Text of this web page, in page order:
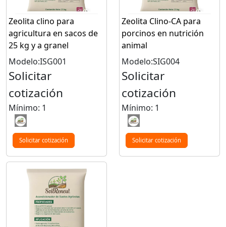
Zeolita clino para
agricultura en sacos de
25 kg y a granel
Modelo:ISG001
Solicitar
cotización
Mínimo: 1
Solicitar cotización
Zeolita Clino-CA para
porcinos en nutrición
animal
Modelo:SIG004
Solicitar
cotización
Mínimo: 1
Solicitar cotización